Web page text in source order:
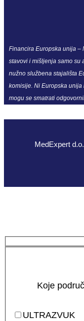
Financira Europska unija –
stavovi i mišljenja samo su
nužno službena stajališta
komisije. Ni Europska
mogu se smatrati
MedExpert
Koje
ULTRAZVUK